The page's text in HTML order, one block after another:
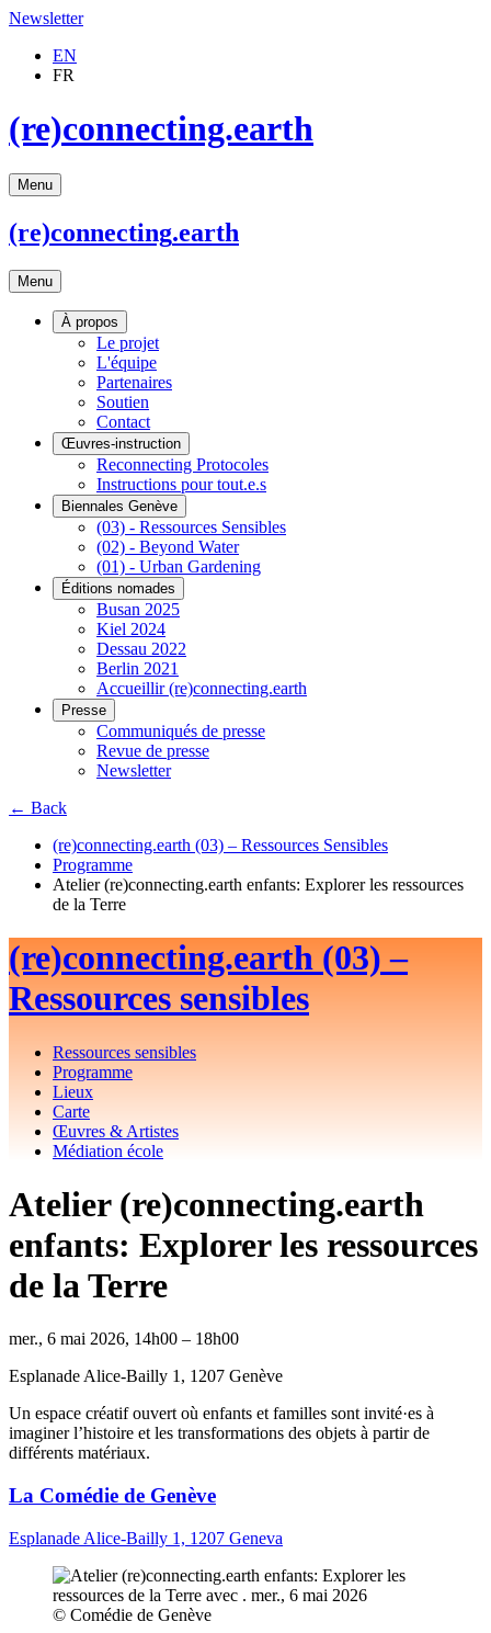
Newsletter
EN
FR
(re)connecting.earth
Menu
(re)connecting.earth
Menu
À propos
Le projet
L'équipe
Partenaires
Soutien
Contact
Œuvres-instruction
Reconnecting Protocoles
Instructions pour tout.e.s
Biennales Genève
(03) - Ressources Sensibles
(02) - Beyond Water
(01) - Urban Gardening
Éditions nomades
Busan 2025
Kiel 2024
Dessau 2022
Berlin 2021
Accueillir (re)connecting.earth
Presse
Communiqués de presse
Revue de presse
Newsletter
← Back
(re)connecting.earth (03) – Ressources Sensibles
Programme
Atelier (re)connecting.earth enfants: Explorer les ressources
de la Terre
(re)connecting.earth (03) –
Ressources sensibles
Ressources sensibles
Programme
Lieux
Carte
Œuvres & Artistes
Médiation école
Atelier (re)connecting.earth
enfants: Explorer les ressources
de la Terre
mer., 6 mai 2026, 14h00 – 18h00
Esplanade Alice-Bailly 1, 1207 Genève
Un espace créatif ouvert où enfants et familles sont invité·es à
imaginer l’histoire et les transformations des objets à partir de
différents matériaux.
La Comédie de Genève
Esplanade Alice-Bailly 1, 1207 Geneva
© Comédie de Genève